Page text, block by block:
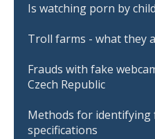
Is watching porn by
Troll farms - what they
Frauds with fake
Czech Republic
Methods for identifying
specifications